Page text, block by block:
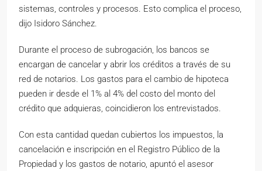
sistemas, controles y procesos. Esto complica el proceso,
dijo Isidoro Sánchez.
Durante el proceso de subrogación, los bancos se
encargan de cancelar y abrir los créditos a través de su
red de notarios. Los gastos para el cambio de hipoteca
pueden ir desde el 1% al 4% del costo del monto del
crédito que adquieras, coincidieron los entrevistados.
Con esta cantidad quedan cubiertos los impuestos, la
cancelación e inscripción en el Registro Público de la
Propiedad y los gastos de notario, apuntó el asesor